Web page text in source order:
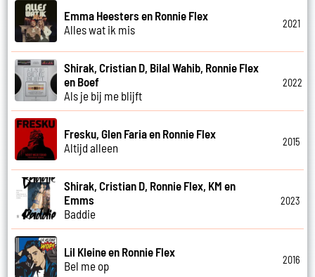
Emma Heesters en Ronnie Flex
Alles wat ik mis
2021
Shirak, Cristian D, Bilal Wahib, Ronnie Flex
en Boef
Als je bij me blijft
2022
Fresku, Glen Faria en Ronnie Flex
Altijd alleen
2015
Shirak, Cristian D, Ronnie Flex, KM en
Emms
Baddie
2023
Lil Kleine en Ronnie Flex
Bel me op
2016